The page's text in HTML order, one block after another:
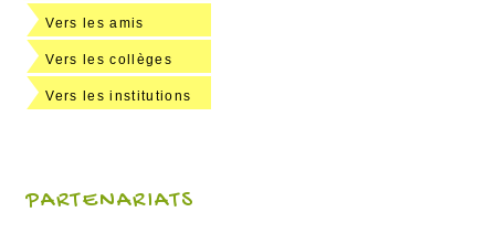
Vers les amis
Vers les collèges
Vers les institutions
PARTENARIATS